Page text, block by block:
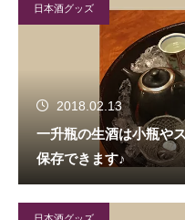
日本酒グッズ
2018.02.13
一升瓶の生酒は小瓶や
保存できます♪